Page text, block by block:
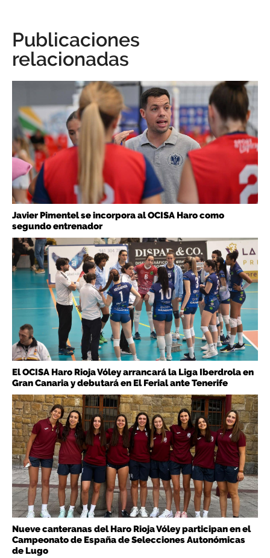
Publicaciones
relacionadas
Javier Pimentel se incorpora al OCISA Haro como
segundo entrenador
El OCISA Haro Rioja Vóley arrancará la Liga Iberdrola en
Gran Canaria y debutará en El Ferial ante Tenerife
Nueve canteranas del Haro Rioja Vóley participan en el
Campeonato de España de Selecciones Autonómicas
de Lugo